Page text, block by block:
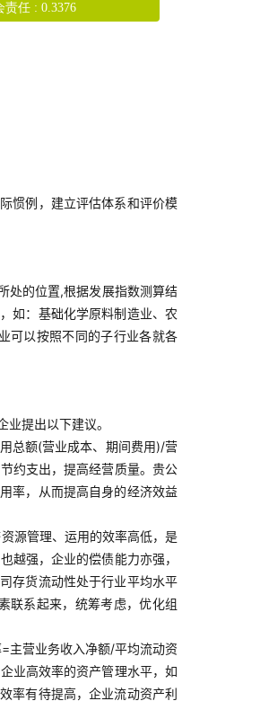
责任 : 0.3376
惯例，建立评估体系和评价模
处的位置,根据发展指数测算结
如：基础化学原料制造业、农
可以按照不同的子行业各就各
提出以下建议。
总额(营业成本、期间费用)/营
约支出，提高经营质量。贵公
率，从而提高自身的经济效益
源管理、运用的效率高低，是
强，企业的偿债能力亦强，
存货流动性处于行业平均水平
联系起来，统筹考虑，优化组
主营业务收入净额/平均流动资
业高效率的资产管理水平，如
率有待提高，企业流动资产利